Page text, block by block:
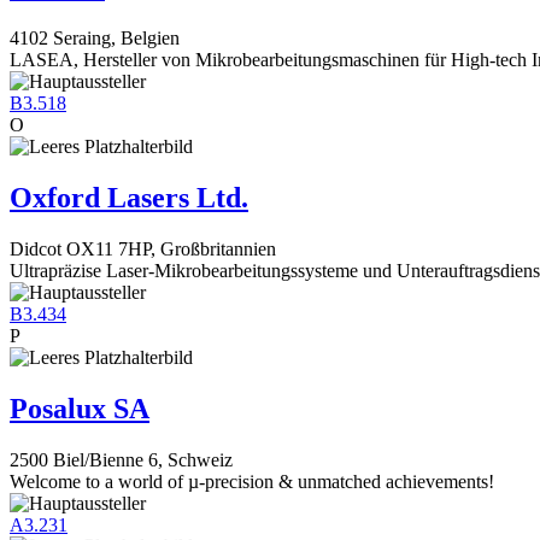
4102 Seraing, Belgien
LASEA, Hersteller von Mikrobearbeitungsmaschinen für High-tech
B3.518
O
Oxford Lasers Ltd.
Didcot OX11 7HP, Großbritannien
Ultrapräzise Laser-Mikrobearbeitungssysteme und
B3.434
P
Posalux SA
2500 Biel/Bienne 6, Schweiz
Welcome to a world of µ-precision & unmatched achievements!
A3.231